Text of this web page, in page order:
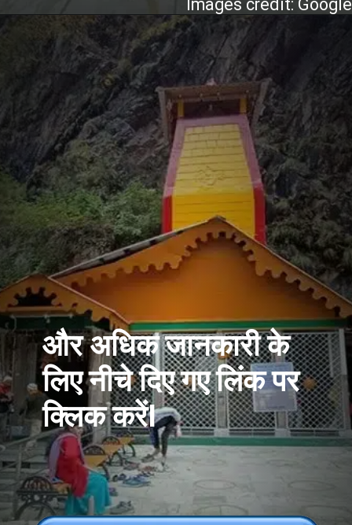
Images credit: Google
और अधिक जानकारी के
लिए नीचे दिए गए लिंक पर
क्लिक करेंI